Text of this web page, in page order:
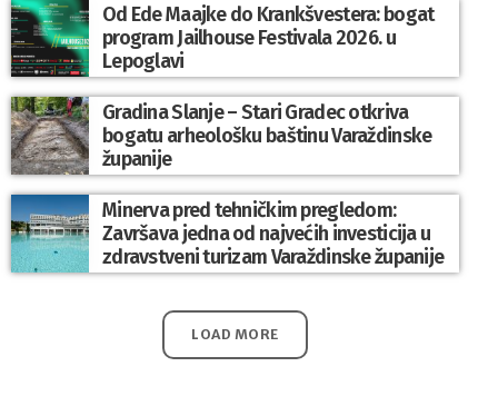
Od Ede Maajke do Krankšvestera: bogat
program Jailhouse Festivala 2026. u
Lepoglavi
Gradina Slanje – Stari Gradec otkriva
bogatu arheološku baštinu Varaždinske
županije
Minerva pred tehničkim pregledom:
Završava jedna od najvećih investicija u
zdravstveni turizam Varaždinske županije
LOAD MORE